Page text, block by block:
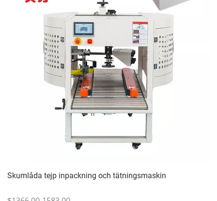
Skumlåda tejp inpackning och tätningsmaskin